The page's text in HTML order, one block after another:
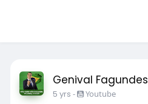
Genival Fagundes
5 yrs - Youtube